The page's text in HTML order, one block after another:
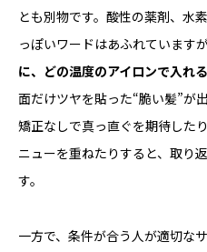
とも別物です。酸性の薬剤、水
っぽいワードはあふれていますが
に、どの温度のアイロンで入れ
面だけツヤを貼った“脆い髪”が
矯正なしで真っ直ぐを期待した
ニューを重ねたりすると、取り
す。
一方で、条件が合う人が適切な